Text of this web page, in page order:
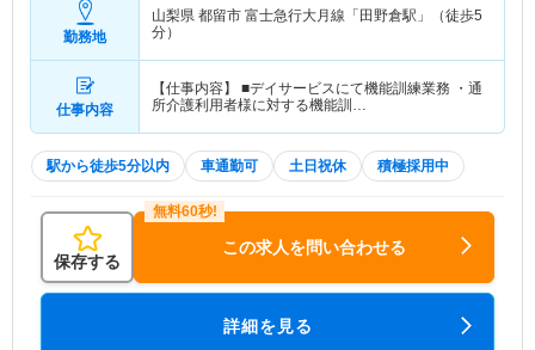
勤務地
山梨県 都留市 富士急行大月線「田野倉駅」（徒歩5
分）
仕事内容
【仕事内容】 ■デイサービスにて機能訓練業務 ・通
所介護利用者様に対する機能訓…
駅から徒歩5分以内 車通勤可 土日祝休 積極採用中
保存する
この求人を問い合わせる
詳細を見る